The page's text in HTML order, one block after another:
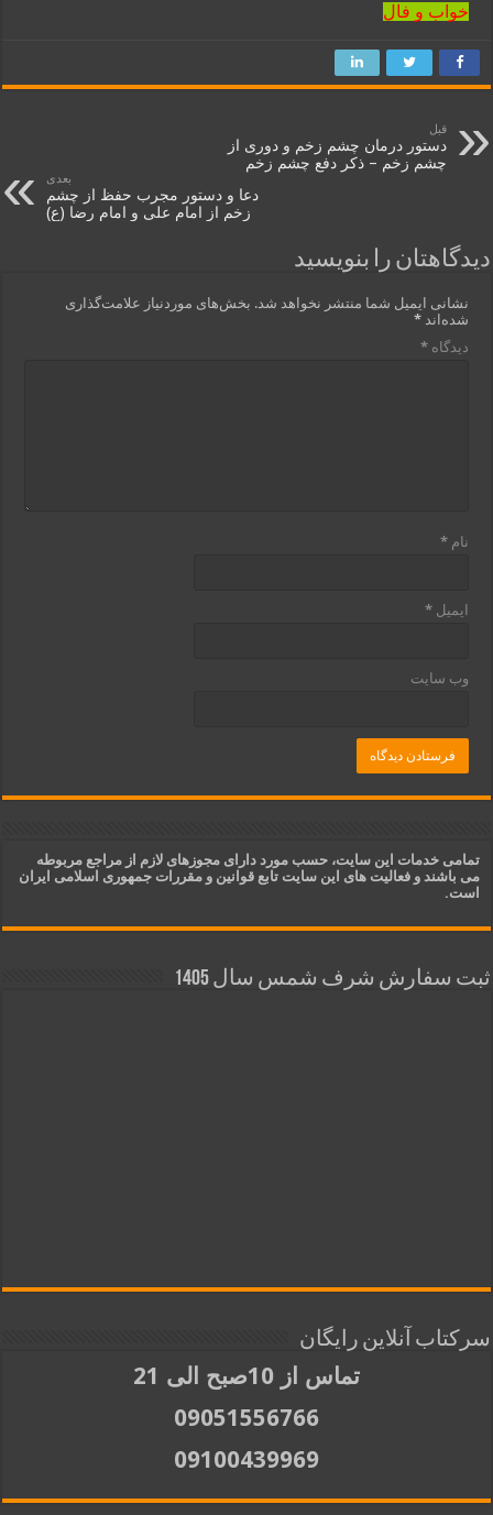
خواب و فال
قبل
دستور درمان چشم زخم و دوری از
چشم زخم – ذکر دفع چشم زخم
بعدی
دعا و دستور مجرب حفظ از چشم
زخم از امام علی و امام رضا (ع)
دیدگاهتان را بنویسید
نشانی ایمیل شما منتشر نخواهد شد. بخش‌های موردنیاز علامت‌گذاری
شده‌اند*
دیدگاه*
نام*
ایمیل*
وب‌ سایت
تمامی خدمات این سایت، حسب مورد دارای مجوزهای لازم از مراجع مربوطه
می باشند و فعالیت های این سایت تابع قوانین و مقررات جمهوری اسلامی ایران
است.
ثبت سفارش شرف شمس سال 1405
سرکتاب آنلاین رایگان
تماس از 10صبح الی 21
09051556766
09100439969